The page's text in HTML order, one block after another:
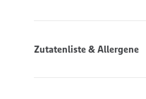
Zutatenliste & Allergene